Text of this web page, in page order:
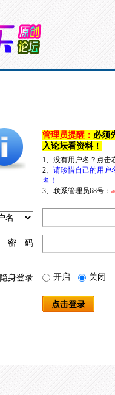
管理员提醒： 必须
入论坛看资料！
1、没有用户名？点
2、 请珍惜自己的用户
名！
3、联系管理员68号：
密 码
隐身登录 开启 关闭
点击登录